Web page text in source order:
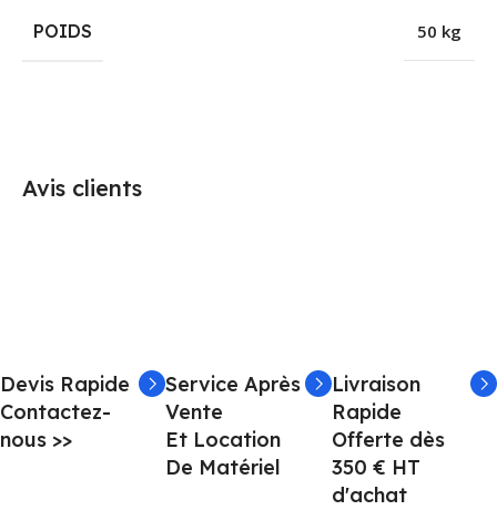
POIDS 50 kg
Avis clients
Devis Rapide
Contactez-
nous >>
Service Après
Vente
Et Location
De Matériel
Livraison
Rapide
Offerte dès
350 € HT
d'achat